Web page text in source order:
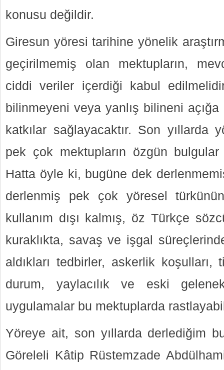
konusu değildir.
Giresun yöresi tarihine yönelik
geçirilmemiş olan mektupların,
ciddi veriler içerdiği kabul
bilinmeyeni veya yanlış bilineni
katkılar sağlayacaktır. Son yıllarda
pek çok mektupların özgün bulgular
Hatta öyle ki, bugüne dek
derlenmiş pek çok yöresel
kullanım dışı kalmış, öz Türkçe
kuraklıkta, savaş ve işgal
aldıkları tedbirler, askerlik
durum, yaylacılık ve eski
uygulamalar bu mektuplarda
Yöreye ait, son yıllarda derlediğim
Göreleli Kâtip Rüstemzade